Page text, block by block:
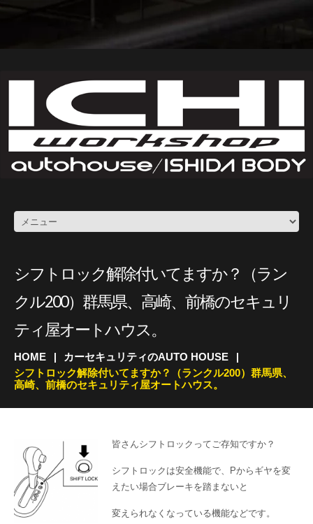
シフトロック解除付いてますか？（ラン
クル200）群馬県、高崎、前橋のセキュリ
ティ屋オートハウス。
HOME
カーセキュリティのAUTO HOUSE
シフトロック解除付いてますか？（ランクル200）群馬県、
高崎、前橋のセキュリティ屋オートハウス。
皆さんシフトロックってご存知ですか？
シフトロックは安全機能で、Pからギヤを変
えたい場合ブレーキを踏まないと
変えられなくなっている機能などです。